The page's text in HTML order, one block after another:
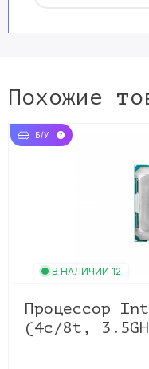
Похожие
Б/У
В НАЛИЧИИ 12
Процессор
(4c/8t,